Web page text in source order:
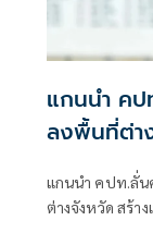
แกนนำ คป
ลงพื้นที่ต่า
รัฐธรรมนูญ'
แกนนำ คปท.ลั่น
ต่างจังหวัด สร้า